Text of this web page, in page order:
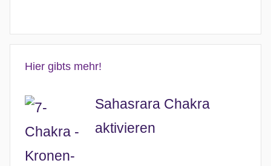
Hier gibts mehr!
Sahasrara Chakra
aktivieren